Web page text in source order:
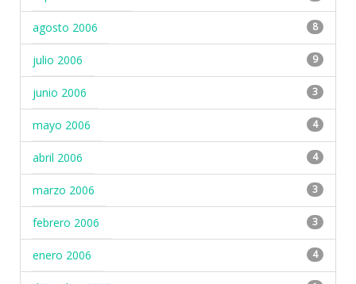
agosto 2006 8
julio 2006 9
junio 2006 3
mayo 2006 4
abril 2006 4
marzo 2006 3
febrero 2006 3
enero 2006 4